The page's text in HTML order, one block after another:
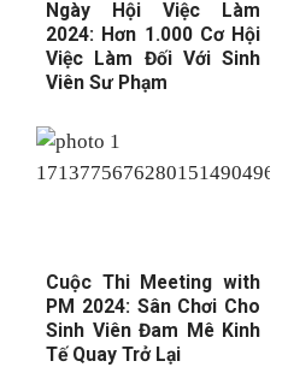
Ngày Hội Việc Làm
2024: Hơn 1.000 Cơ Hội
Việc Làm Đối Với Sinh
Viên Sư Phạm
Cuộc Thi Meeting with
PM 2024: Sân Chơi Cho
Sinh Viên Đam Mê Kinh
Tế Quay Trở Lại